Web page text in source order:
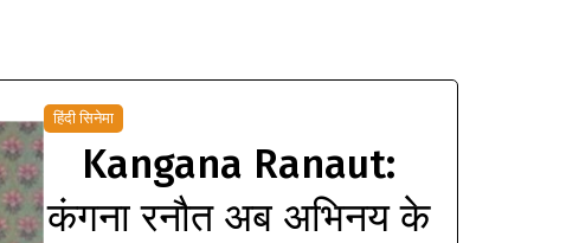
हिंदी सिनेमा
Kangana Ranaut:
कंगना रनौत अब अभिनय के